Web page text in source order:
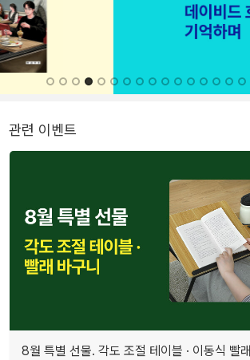
관련 이벤트
8월 특별 선물. 각도 조절 테이블 · 이동식 빨래